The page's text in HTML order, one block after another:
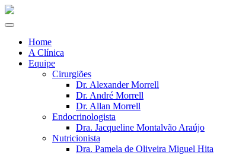
Home
A Clínica
Equipe
Cirurgiões
Dr. Alexander Morrell
Dr. André Morrell
Dr. Allan Morrell
Endocrinologista
Dra. Jacqueline Montalvão Araújo
Nutricionista
Dra. Pamela de Oliveira Miguel Hita